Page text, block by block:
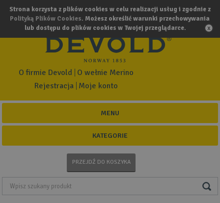
Strona korzysta z plików cookies w celu realizacji usług i zgodnie z
Polityką Plików Cookies. Możesz określić warunki przechowywania
lub dostępu do plików cookies w Twojej przeglądarce.
Rejestracja Moje konto
O firmie Devold O wełnie Merino
MENU
KATEGORIE
PRZEJDŹ DO KOSZYKA